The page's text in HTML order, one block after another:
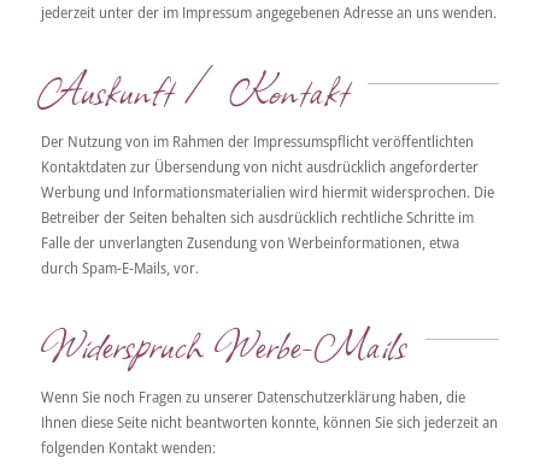
jederzeit unter der im Impressum angegebenen Adresse an uns wenden.
Auskunft / Kontakt
Der Nutzung von im Rahmen der Impressumspflicht veröffentlichten
Kontaktdaten zur Übersendung von nicht ausdrücklich angeforderter
Werbung und Informationsmaterialien wird hiermit widersprochen. Die
Betreiber der Seiten behalten sich ausdrücklich rechtliche Schritte im
Falle der unverlangten Zusendung von Werbeinformationen, etwa
durch Spam-E-Mails, vor.
Widerspruch Werbe-Mails
Wenn Sie noch Fragen zu unserer Datenschutzerklärung haben, die
Ihnen diese Seite nicht beantworten konnte, können Sie sich jederzeit an
folgenden Kontakt wenden: